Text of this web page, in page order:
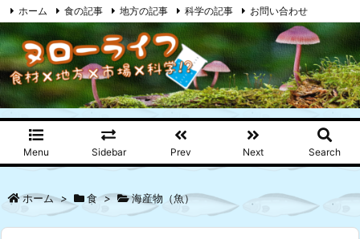
Menu Sidebar Prev Next Search
ホーム 食の記事 地方の記事 科学の記事
お問い合わせ
プライバシーポリシー
RSS Feedly
ホーム > 食 > 海産物（魚）